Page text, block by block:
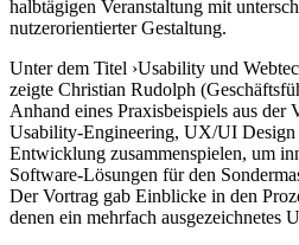
halbtägigen Veranstaltung mit
nutzerorientierter Gestaltung.
Unter dem Titel ›Usability und
zeigte Christian Rudolph
Anhand eines Praxisbeispiels aus der
Usability-Engineering, UX/UI Design
Entwicklung zusammenspielen, um
Software-Lösungen für den
Der Vortrag gab Einblicke in den
denen ein mehrfach ausgezeichnetes